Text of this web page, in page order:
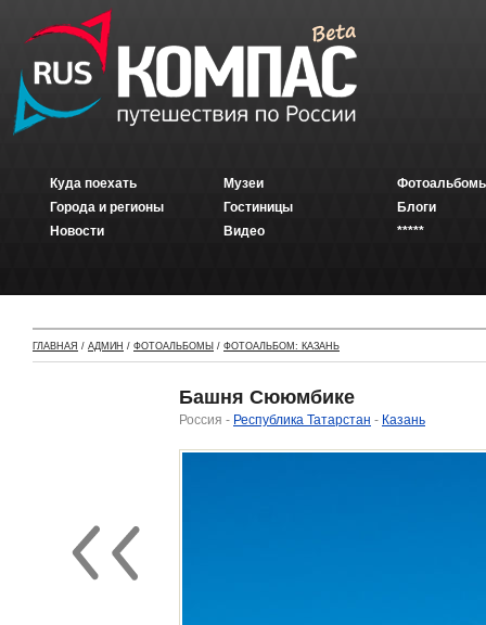
Куда поехать
Города и регионы
Новости
Музеи
Гостиницы
Видео
Блоги
*****
ГЛАВНАЯ / АДМИН / ФОТОАЛЬБОМЫ / ФОТОАЛЬБОМ: КАЗАНЬ
Башня Сююмбике
Россия - Республика Татарстан - Казань